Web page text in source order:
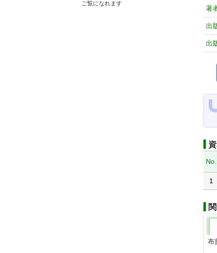
ご覧になれます
著
出
出
No.
1
布